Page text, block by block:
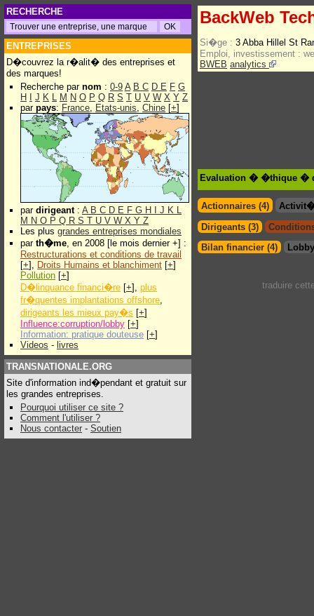
RECHERCHE
ENTREPRISES
D�couvrez la r�alit� des entreprises et
des marques!
Recherche par nom : 0-9 A B C D E F G
H
J K L M N O P Q R S T U V W X Y Z
par pays: France, Etats-unis, Chine [+]
par dirigeant: A B C D E F G H J K L
M N O P Q R S T U V W X Y Z
Les plus grandes entreprises mondiales
par th�me, en 2008 [le mois dernier +] :
Restructurations et conditions de travail
[+], Droits Humains et blanchiment [+]
Pollution [+]
D�linquance financi�re [+], plus
fr�quentes implantations offshore,
dirigeants les mieux pay�s [+]
Influence:corruption/lobby [+]
Information: pratique douteuse [+]
Videos - livres
TRANSNATIONALE.ORG
Site d'information ind�pendant et gratuit sur
les grandes entreprises.
Pourquoi utiliser ce site ?
Comment l'utiliser ?
Nous contacter - Soutien
BackWeb
Si�ge : 3 Abba Hillel St
Emploi, investissement :
BWEB analytics
Evaluation � �thique �
Actionnaires (4)
Dirigeants (3)
Bilan financier (4)
traduire